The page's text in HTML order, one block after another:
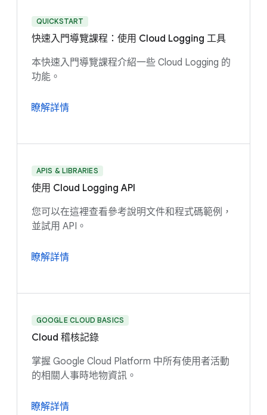
QUICKSTART
快速入門導覽課程：使用 Cloud Logging 工具
本快速入門導覽課程介紹一些 Cloud Logging 的
功能。
瞭解詳情
APIS & LIBRARIES
使用 Cloud Logging API
您可以在這裡查看參考說明文件和程式碼範例，
並試用 API。
瞭解詳情
GOOGLE CLOUD BASICS
Cloud 稽核記錄
掌握 Google Cloud Platform 中所有使用者活動
的相關人事時地物資訊。
瞭解詳情